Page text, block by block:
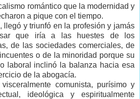
romántico que la modernidad y
a pique con el tiempo.
y triunfó en la profesión y jamás
que iría a las huestes de los
de las sociedades comerciales, de
o de la minoridad porque su
laboral inclinó la balanza hacia esa
de la abogacía.
comunista, purísimo y
ideológica y espiritualmente